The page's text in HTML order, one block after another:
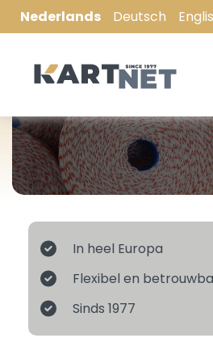
Nederlands Deutsch
In heel Europa
Flexibel en
Sinds 1977
Boomkluitnet / Machinegaas
Palletwikkelnet / Palletwrap
Wikkelfolie / Silagefilm
Filterkous
Stockinet
Netten voor vlees- en
industrie